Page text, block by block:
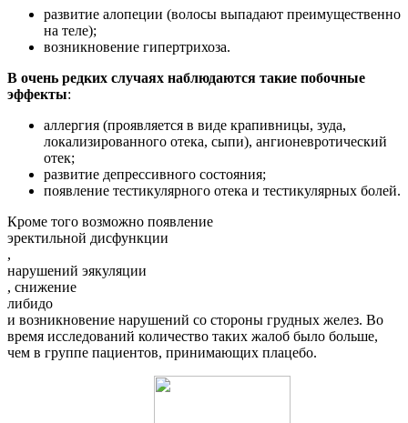
развитие алопеции (волосы выпадают преимущественно
на теле);
возникновение гипертрихоза.
В очень редких случаях наблюдаются такие побочные
эффекты:
аллергия (проявляется в виде крапивницы, зуда,
локализированного отека, сыпи), ангионевротический
отек;
развитие депрессивного состояния;
появление тестикулярного отека и тестикулярных болей.
Кроме того возможно появление
эректильной дисфункции
,
нарушений эякуляции
, снижение
либидо
и возникновение нарушений со стороны грудных желез. Во
время исследований количество таких жалоб было больше,
чем в группе пациентов, принимающих плацебо.